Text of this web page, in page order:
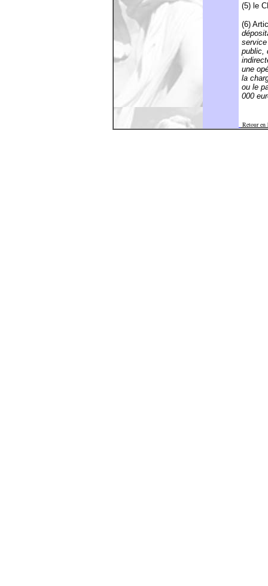
(5) le
(6)
service
public,
une
la
ou le
000
Retour en